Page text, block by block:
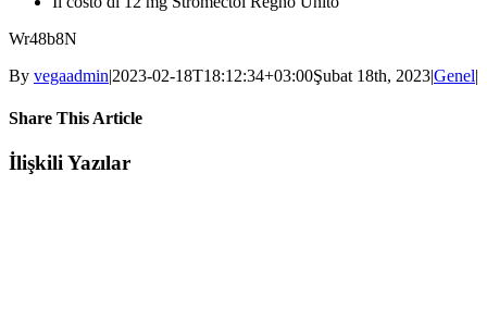
Wr48b8N
By vegaadmin|2023-02-18T18:12:34+03:00Şubat 18th, 2023|Genel|
Share This Article
Facebook
Twitter
LinkedIn
WhatsApp
Tumblr
Pinterest
E-
posta
İlişkili Yazılar